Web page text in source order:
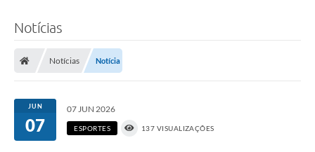
Notícias
Notícias Notícia
JUN
07
07 JUN 2026
ESPORTES 137 VISUALIZAÇÕES